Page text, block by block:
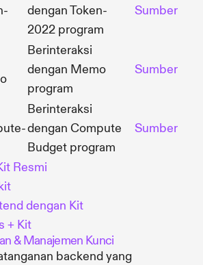
dengan Token-
2022 program
Sumber
Berinteraksi
dengan Memo
program
Sumber
Berinteraksi
dengan Compute
Budget program
Sumber
Resmi
dengan Kit
+ Kit
& Manajemen Kunci
backend yang